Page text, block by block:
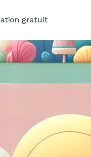
gratuit